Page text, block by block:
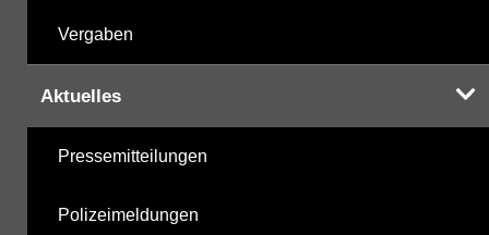
Vergaben
Aktuelles
Pressemitteilungen
Polizeimeldungen